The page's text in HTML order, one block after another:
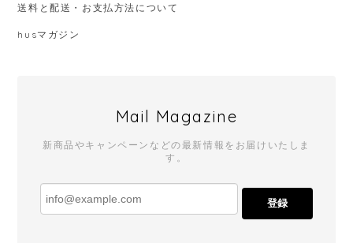
送料と配送・お支払方法について
husマガジン
Mail Magazine
新商品やキャンペーンなどの最新情報をお届けいたしま
す。
登録